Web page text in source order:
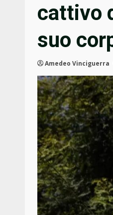
cattivo
suo
Amedeo Vinciguerra